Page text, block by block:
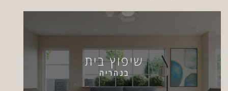
שיפוץ בית
בנהריה